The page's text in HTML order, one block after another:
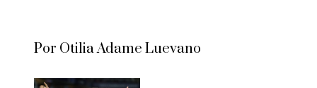
Por Otilia Adame Luevano